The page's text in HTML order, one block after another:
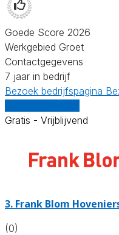
Goede Score 2026
Werkgebied Groet
Contactgegevens
7 jaar in bedrijf
Bezoek bedrijfspagina
Gratis - Vrijblijvend
3. Frank Blom
(0)